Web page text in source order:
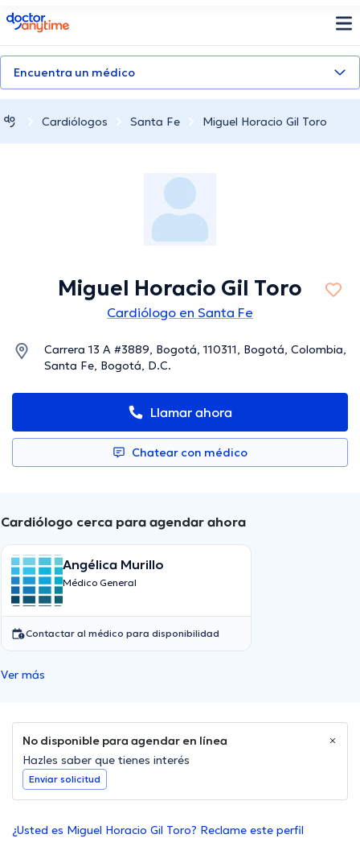
doctoranytime
Encuentra un médico
Cardiólogos Santa Fe Miguel Horacio Gil Toro
Miguel Horacio Gil Toro
Cardiólogo en Santa Fe
Carrera 13 A #3889, Bogotá, 110311, Bogotá, Colombia,
Santa Fe, Bogotá, D.C.
Llamar ahora
Chatear con médico
Cardiólogo cerca para agendar ahora
Angélica Murillo
Médico General
Contactar al médico para disponibilidad
Ver más
No disponible para agendar en línea
Hazles saber que tienes interés
Enviar solicitud
¿Usted es Miguel Horacio Gil Toro? Reclame este perfil